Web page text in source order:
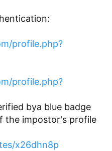
profile.php?
profile.php?
bya blue badge
the impostor's profile
x26dhn8p